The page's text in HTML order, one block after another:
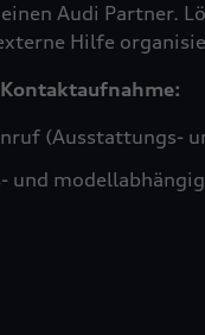
Audi Partner.
Hilfe
(Ausstattungs-
und